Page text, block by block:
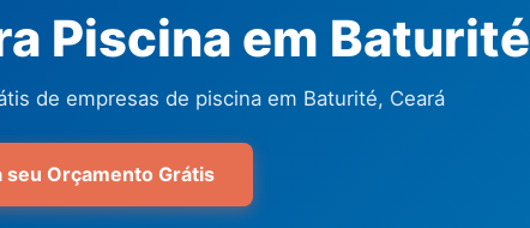
Piscina em Baturité
de empresas de piscina em Baturité, Ceará
seu Orçamento Grátis